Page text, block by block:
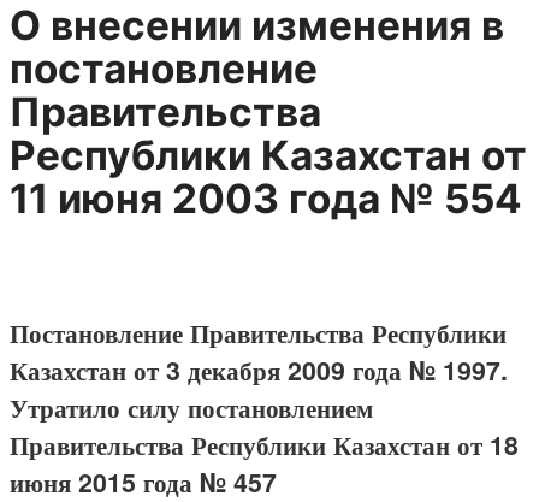
О внесении изменения в
постановление
Правительства
Республики Казахстан от
11 июня 2003 года № 554
Постановление Правительства Республики
Казахстан от 3 декабря 2009 года № 1997.
Утратило силу постановлением
Правительства Республики Казахстан от 18
июня 2015 года № 457